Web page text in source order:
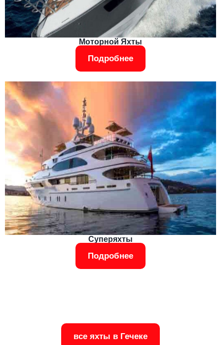
Моторной Яхты
Подробнее
Суперяхты
Подробнее
все яхты в Гечеке